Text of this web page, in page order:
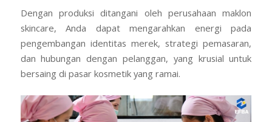
Dengan produksi ditangani oleh perusahaan maklon
skincare, Anda dapat mengarahkan energi pada
pengembangan identitas merek, strategi pemasaran,
dan hubungan dengan pelanggan, yang krusial untuk
bersaing di pasar kosmetik yang ramai.